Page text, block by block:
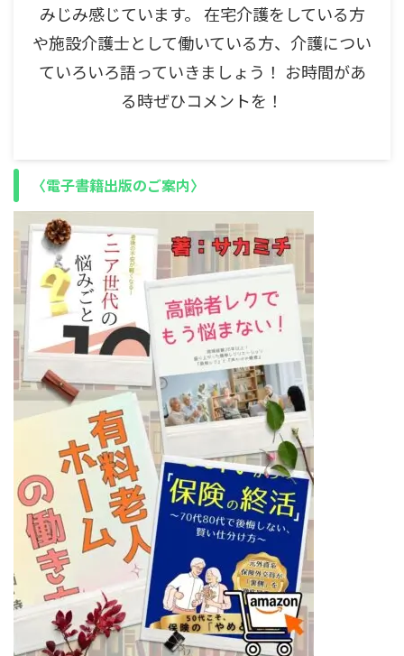
みじみ感じています。 在宅介護をしている方
や施設介護士として働いている方、介護につい
ていろいろ語っていきましょう！ お時間があ
る時ぜひコメントを！
〈電子書籍出版のご案内〉